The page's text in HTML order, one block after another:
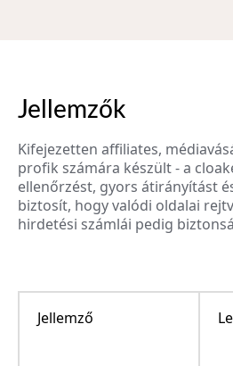
Jellemzők
Kifejezetten affiliates,
profik számára készült - a
ellenőrzést, gyors átirányítást
biztosít, hogy valódi oldalai
hirdetési számlái pedig
Jellemző